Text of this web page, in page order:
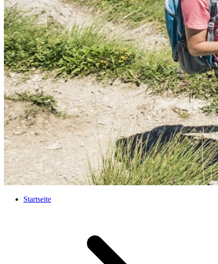
Startseite